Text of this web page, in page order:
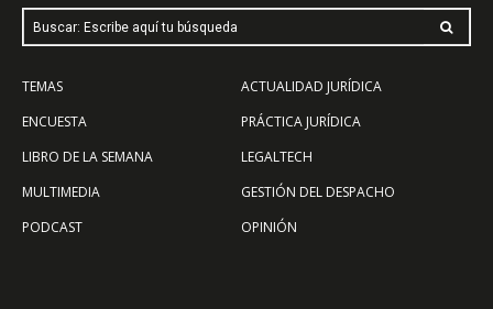
Buscar: Escribe aquí tu búsqueda
TEMAS
ENCUESTA
LIBRO DE LA SEMANA
MULTIMEDIA
PODCAST
ACTUALIDAD JURÍDICA
PRÁCTICA JURÍDICA
LEGALTECH
GESTIÓN DEL DESPACHO
OPINIÓN